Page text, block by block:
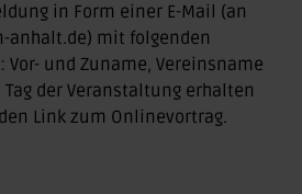
in Form einer E-Mail (an
anhalt.de) mit folgenden
Vor- und Zuname, Vereinsname
der Veranstaltung erhalten
Link zum Onlinevortrag.